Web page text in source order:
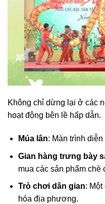
Không chỉ dừng lại ở các
hoạt động bên lề hấp dẫn.
Múa lân: Màn trình
Gian hàng trưng bày
mua các sản phẩm chè
Trò chơi dân gian:
hóa địa phương.